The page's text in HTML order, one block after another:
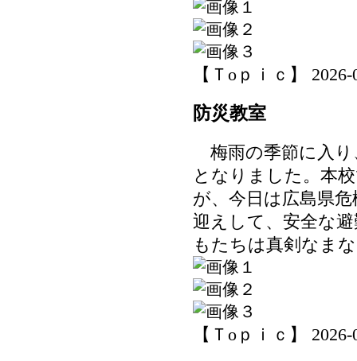
【Ｔoｐｉｃ】
防災教室
梅雨の季節に入り
となりました。本
が、今日は広島県
迎えして、安全な
もたちは真剣なま
【Ｔoｐｉｃ】